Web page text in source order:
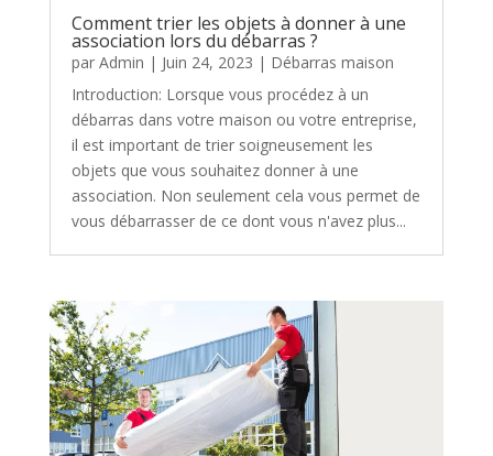
Comment trier les objets à donner à une
association lors du débarras ?
par Admin | Juin 24, 2023 | Débarras maison
Introduction: Lorsque vous procédez à un
débarras dans votre maison ou votre entreprise,
il est important de trier soigneusement les
objets que vous souhaitez donner à une
association. Non seulement cela vous permet de
vous débarrasser de ce dont vous n'avez plus...